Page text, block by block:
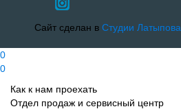
Сайт сделан в Студии Латыпова
0
0
Как к нам проехать
Отдел продаж и сервисный центр